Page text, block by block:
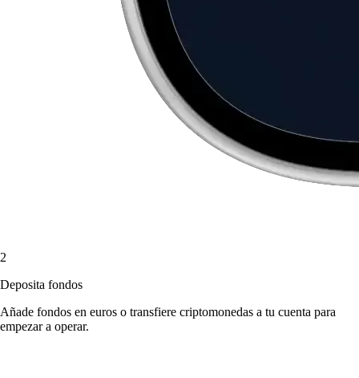
2
Deposita fondos
Añade fondos en euros o transfiere criptomonedas a tu cuenta para
empezar a operar.